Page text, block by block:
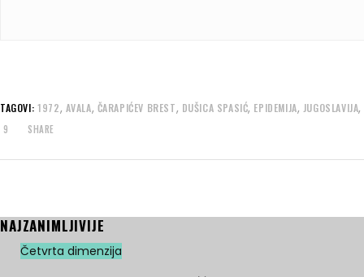
TAGOVI: 1972, AVALA, ČARAPIĆEV BREST, DUŠICA SPASIĆ, EPIDEMIJA, JUGOSLAVIJA,
9 SHARE
NAJZANIMLJIVIJE
Četvrta dimenzija